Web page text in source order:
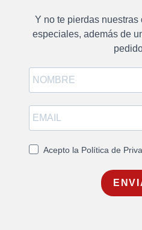
Y no te pierdas
especiales, además de
Acepto la Política de